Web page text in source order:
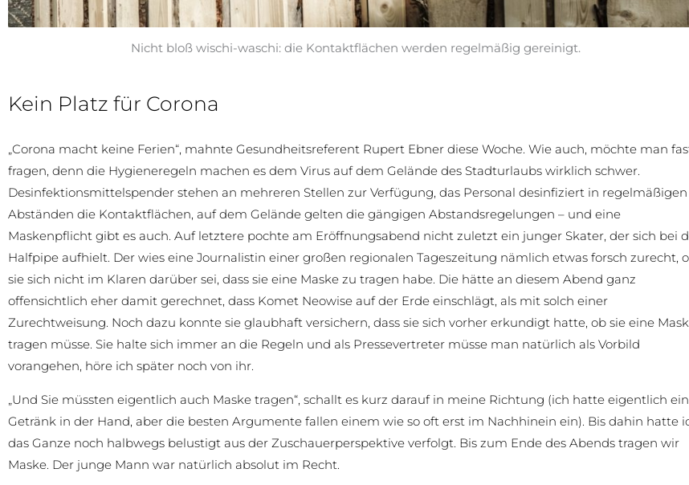
Nicht bloß wischi-waschi: die Kontaktflächen werden regelmäßig gereinigt.
Kein Platz für Corona
„Corona macht keine Ferien“, mahnte Gesundheitsreferent Rupert Ebner diese Woche. Wie auch, möchte man
fragen, denn die Hygieneregeln machen es dem Virus auf dem Gelände des Stadturlaubs wirklich schwer.
Desinfektionsmittelspender stehen an mehreren Stellen zur Verfügung, das Personal desinfiziert in regelmäßigen
Abständen die Kontaktflächen, auf dem Gelände gelten die gängigen Abstandsregelungen – und eine
Maskenpflicht gibt es auch. Auf letztere pochte am Eröffnungsabend nicht zuletzt ein junger Skater, der sich bei
Halfpipe aufhielt. Der wies eine Journalistin einer großen regionalen Tageszeitung nämlich etwas forsch zurecht,
sie sich nicht im Klaren darüber sei, dass sie eine Maske zu tragen habe. Die hätte an diesem Abend ganz
offensichtlich eher damit gerechnet, dass Komet Neowise auf der Erde einschlägt, als mit solch einer
Zurechtweisung. Noch dazu konnte sie glaubhaft versichern, dass sie sich vorher erkundigt hatte, ob sie eine
tragen müsse. Sie halte sich immer an die Regeln und als Pressevertreter müsse man natürlich als Vorbild
vorangehen, höre ich später noch von ihr.
„Und Sie müssten eigentlich auch Maske tragen“, schallt es kurz darauf in meine Richtung (ich hatte eigentlich ein
Getränk in der Hand, aber die besten Argumente fallen einem wie so oft erst im Nachhinein ein). Bis dahin hatte
das Ganze noch halbwegs belustigt aus der Zuschauerperspektive verfolgt. Bis zum Ende des Abends tragen wir
Maske. Der junge Mann war natürlich absolut im Recht.